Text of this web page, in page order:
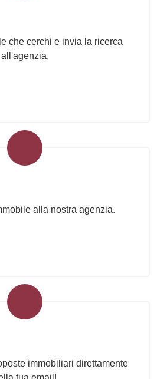
che cerchi e invia la ricerca
all'agenzia.
alla nostra agenzia.
immobiliari direttamente